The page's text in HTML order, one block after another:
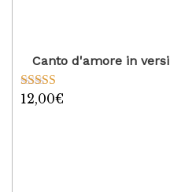
Canto d'amore in versi
Valutato
12,00€